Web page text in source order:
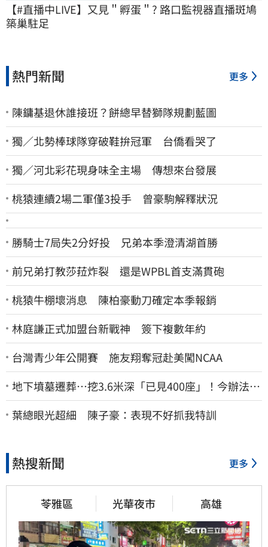
【#直播中LIVE】又見＂孵蛋＂? 路口監視器直播斑鳩
築巢駐足
熱門新聞 更多
陳鏞基退休誰接班？餅總早替獅隊規劃藍圖
獨／北勢棒球隊穿破鞋拚冠軍 台僑看哭了
獨／河北彩花現身味全主場 傳想來台發展
桃猿連續2場二軍僅3投手 曾豪駒解釋狀況
勝騎士7局失2分好投 兄弟本季澄清湖首勝
前兄弟打教莎菈炸裂 還是WPBL首支滿貫砲
桃猿牛棚壞消息 陳柏豪動刀確定本季報銷
林庭謙正式加盟台新戰神 簽下複數年約
台灣青少年公開賽 施友翔奪冠赴美闖NCAA
地下墳墓遷葬…挖3.6米深「已見400座」！今辦法會
安撫祖先
葉總眼光超細 陳子豪：表現不好抓我特訓
熱搜新聞 更多
苓雅區 光華夜市 高雄